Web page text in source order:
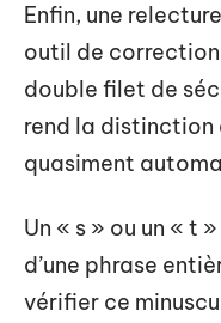
Enfin, une
outil de
double filet de
rend la distinction
quasiment
Un « s » ou un « t
d’une phrase
vérifier ce